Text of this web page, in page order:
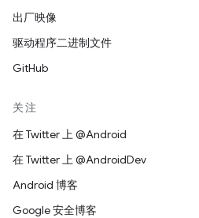
出厂映像
驱动程序二进制文件
GitHub
关注
在 Twitter 上 @Android
在 Twitter 上 @AndroidDev
Android 博客
Google 安全博客